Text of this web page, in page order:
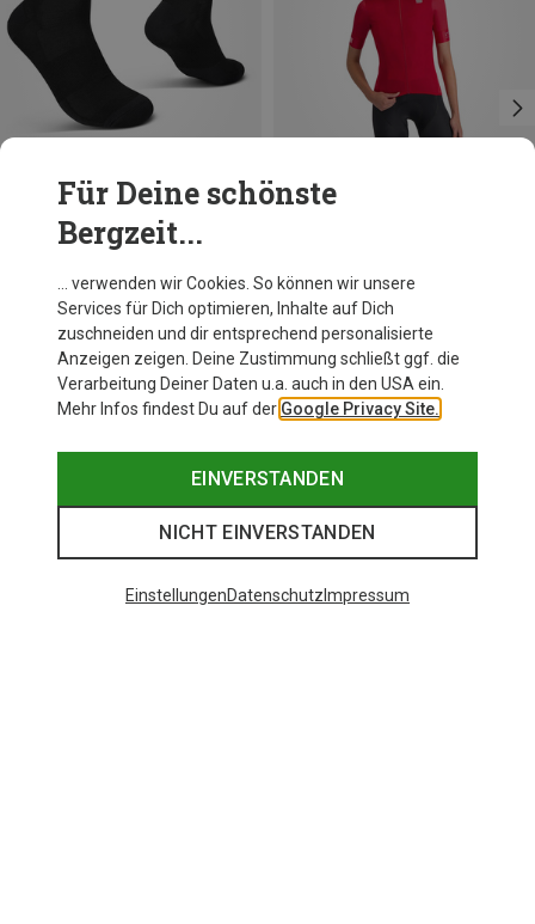
Du sparst 14%
Für Deine schönste
Bergzeit...
… verwenden wir Cookies. So können wir unsere
Services für Dich optimieren, Inhalte auf Dich
zuschneiden und dir entsprechend personalisierte
Anzeigen zeigen. Deine Zustimmung schließt ggf. die
Verarbeitung Deiner Daten u.a. auch in den USA ein.
Mehr Infos findest Du auf der Google Privacy Site.
EINVERSTANDEN
NICHT EINVERSTANDEN
EinstellungenDatenschutz Impressum